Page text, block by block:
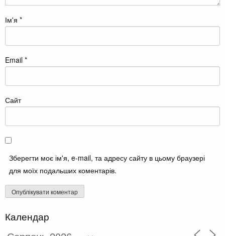
Ім'я *
Email *
Сайт
Зберегти моє ім'я, e-mail, та адресу сайту в цьому браузері
для моїх подальших коментарів.
Календар